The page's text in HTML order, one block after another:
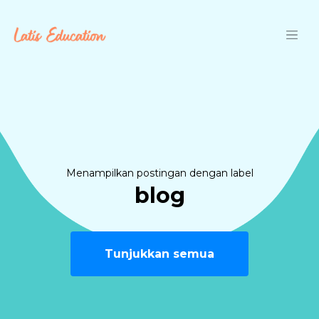
Menampilkan postingan dengan label
blog
Tunjukkan semua